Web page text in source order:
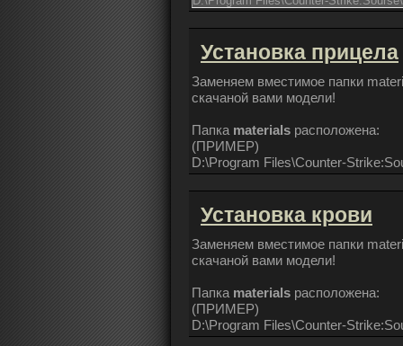
Установка прицела
Заменяем вместимое папки
скачаной вами модели!
Папка materials расположена:
(ПРИМЕР)
D:\Program Files\Counter-
Установка крови
Заменяем вместимое папки
скачаной вами модели!
Папка materials расположена:
(ПРИМЕР)
D:\Program Files\Counter-